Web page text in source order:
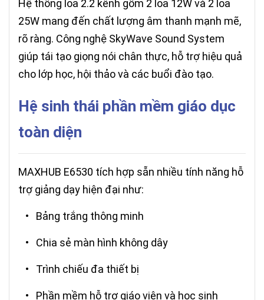
Hệ thống loa 2.2 kênh gồm 2 loa 12W và 2 loa
25W mang đến chất lượng âm thanh mạnh mẽ,
rõ ràng. Công nghệ SkyWave Sound System
giúp tái tạo giọng nói chân thực, hỗ trợ hiệu quả
cho lớp học, hội thảo và các buổi đào tạo.
Hệ sinh thái phần mềm giáo dục
toàn diện
MAXHUB E6530 tích hợp sẵn nhiều tính năng hỗ
trợ giảng dạy hiện đại như:
• Bảng trắng thông minh
• Chia sẻ màn hình không dây
• Trình chiếu đa thiết bị
• Phần mềm hỗ trợ giáo viên và học sinh